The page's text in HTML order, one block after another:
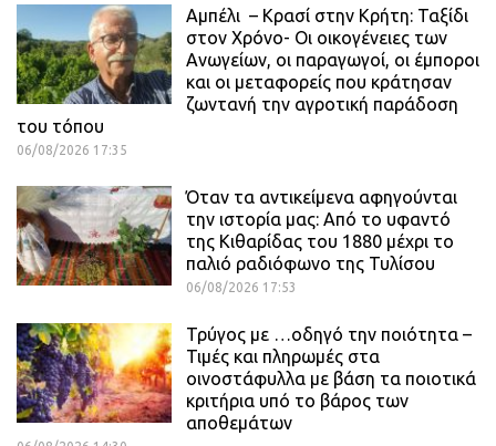
Αμπέλι – Κρασί στην Κρήτη: Ταξίδι
στον Χρόνο- Οι οικογένειες των
Ανωγείων, οι παραγωγοί, οι έμποροι
και οι μεταφορείς που κράτησαν
ζωντανή την αγροτική παράδοση
του τόπου
06/08/2026 17:35
Όταν τα αντικείμενα αφηγούνται
την ιστορία μας: Από το υφαντό
της Κιθαρίδας του 1880 μέχρι το
παλιό ραδιόφωνο της Τυλίσου
06/08/2026 17:53
Τρύγος με …οδηγό την ποιότητα –
Τιμές και πληρωμές στα
οινοστάφυλλα με βάση τα ποιοτικά
κριτήρια υπό το βάρος των
αποθεμάτων